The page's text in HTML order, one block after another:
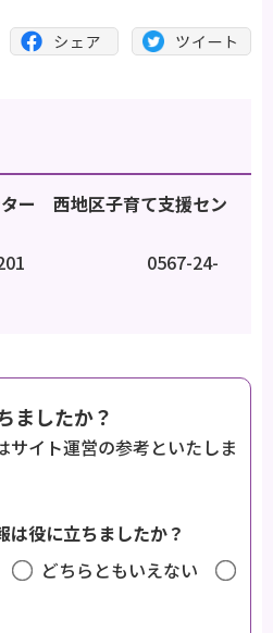
ー 西地区子育て支援セン
24-1201 0567-24-
ましたか？
サイト運営の参考といたしま
は役に立ちましたか？
どちらともいえない